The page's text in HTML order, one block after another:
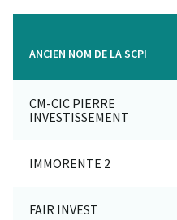
ANCIEN NOM DE LA SCPI
CM-CIC PIERRE
INVESTISSEMENT
IMMORENTE 2
FAIR INVEST